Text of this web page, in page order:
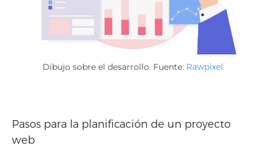
Dibujo sobre el desarrollo. Fuente: Rawpixel
Pasos para la planificación de un proyecto
web